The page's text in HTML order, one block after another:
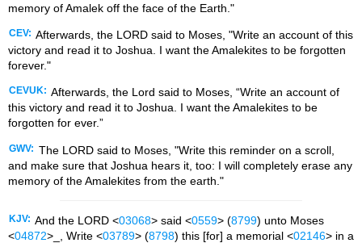
memory of Amalek off the face of the Earth."
CEV: Afterwards, the LORD said to Moses, "Write an account of this
victory and read it to Joshua. I want the Amalekites to be forgotten
forever."
CEVUK: Afterwards, the Lord said to Moses, “Write an account of
this victory and read it to Joshua. I want the Amalekites to be
forgotten for ever.”
GWV: The LORD said to Moses, "Write this reminder on a scroll,
and make sure that Joshua hears it, too: I will completely erase any
memory of the Amalekites from the earth."
KJV: And the LORD <03068> said <0559> (8799) unto Moses
<04872>_, Write <03789> (8798) this [for] a memorial <02146> in a